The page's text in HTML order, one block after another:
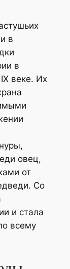
в
в
веке. Их
овец,
от
Со
и стала
всему